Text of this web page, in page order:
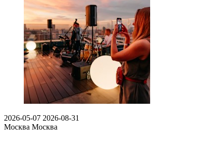
2026-05-07 2026-08-31
Москва Москва